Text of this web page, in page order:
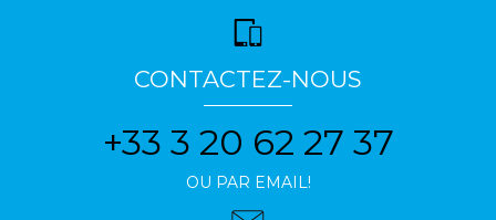
CONTACTEZ-NOUS
+33 3 20 62 27 37
OU PAR EMAIL!